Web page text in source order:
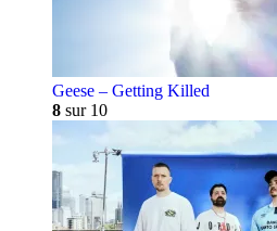
Geese – Getting Killed
8 sur 10